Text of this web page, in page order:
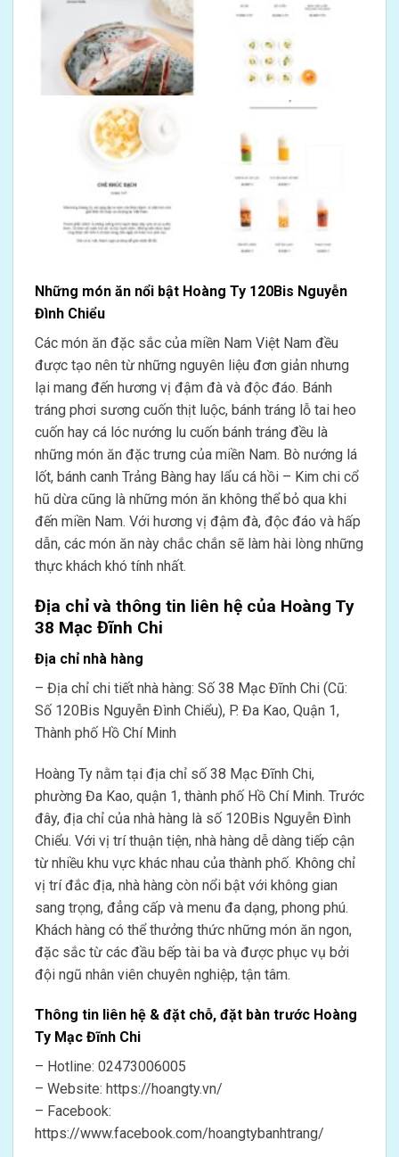
Những món ăn nổi bật Hoàng Ty 120Bis Nguyễn
Đình Chiểu
Các món ăn đặc sắc của miền Nam Việt Nam đều
được tạo nên từ những nguyên liệu đơn giản nhưng
lại mang đến hương vị đậm đà và độc đáo. Bánh
tráng phơi sương cuốn thịt luộc, bánh tráng lỗ tai heo
cuốn hay cá lóc nướng lu cuốn bánh tráng đều là
những món ăn đặc trưng của miền Nam. Bò nướng lá
lốt, bánh canh Trảng Bàng hay lẩu cá hồi – Kim chi cổ
hũ dừa cũng là những món ăn không thể bỏ qua khi
đến miền Nam. Với hương vị đậm đà, độc đáo và hấp
dẫn, các món ăn này chắc chắn sẽ làm hài lòng những
thực khách khó tính nhất.
Địa chỉ và thông tin liên hệ của Hoàng Ty
38 Mạc Đĩnh Chi
Địa chỉ nhà hàng
– Địa chỉ chi tiết nhà hàng: Số 38 Mạc Đĩnh Chi (Cũ:
Số 120Bis Nguyễn Đình Chiểu), P. Đa Kao, Quận 1,
Thành phố Hồ Chí Minh
Hoàng Ty nằm tại địa chỉ số 38 Mạc Đĩnh Chi,
phường Đa Kao, quận 1, thành phố Hồ Chí Minh. Trước
đây, địa chỉ của nhà hàng là số 120Bis Nguyễn Đình
Chiểu. Với vị trí thuận tiện, nhà hàng dễ dàng tiếp cận
từ nhiều khu vực khác nhau của thành phố. Không chỉ
vị trí đắc địa, nhà hàng còn nổi bật với không gian
sang trọng, đẳng cấp và menu đa dạng, phong phú.
Khách hàng có thể thưởng thức những món ăn ngon,
đặc sắc từ các đầu bếp tài ba và được phục vụ bởi
đội ngũ nhân viên chuyên nghiệp, tận tâm.
Thông tin liên hệ & đặt chỗ, đặt bàn trước Hoàng
Ty Mạc Đĩnh Chi
– Hotline: 02473006005
– Website: https://hoangty.vn/
– Facebook:
https://www.facebook.com/hoangtybanhtrang/